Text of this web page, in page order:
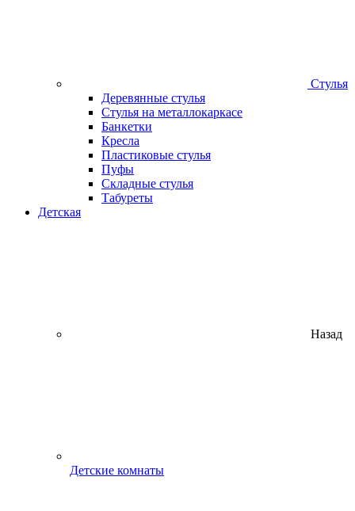
Стулья
Деревянные стулья
Стулья на металлокаркасе
Банкетки
Кресла
Пластиковые стулья
Пуфы
Складные стулья
Табуреты
Детская
Назад
Детские комнаты